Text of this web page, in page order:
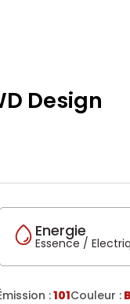
Design
Energie
Essence /
:101Couleur :